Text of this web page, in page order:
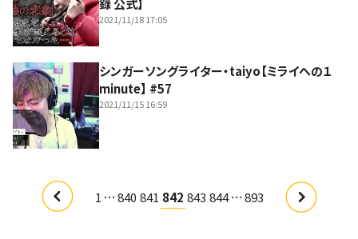
録 公式】
2021/11/18 17:05
シンガーソングライター・taiyo【ミライへの１
minute】 #57
2021/11/15 16:59
1 …840 841 842 843 844 …893